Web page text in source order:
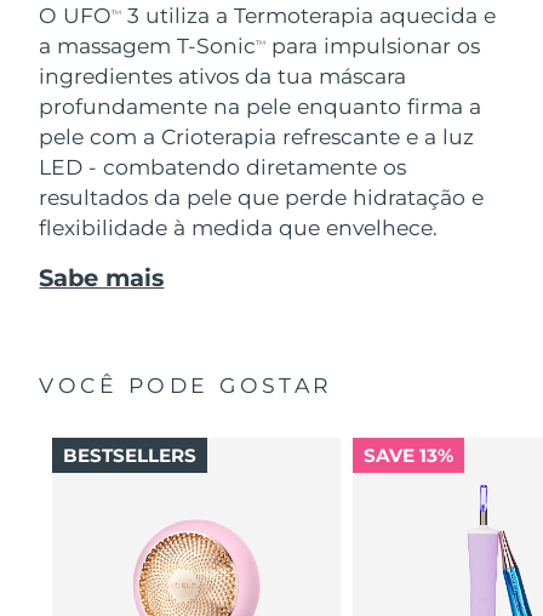
O UFOTM
3 utiliza a Termoterapia aquecida e
a massagem T-SonicTM
para impulsionar os
ingredientes ativos da tua máscara
profundamente na pele enquanto firma a
pele com a Crioterapia refrescante e a luz
LED - combatendo diretamente os
resultados da pele que perde hidratação e
flexibilidade à medida que envelhece.
Sabe mais
VOCÊ PODE GOSTAR
BESTSELLERS SAVE 13%